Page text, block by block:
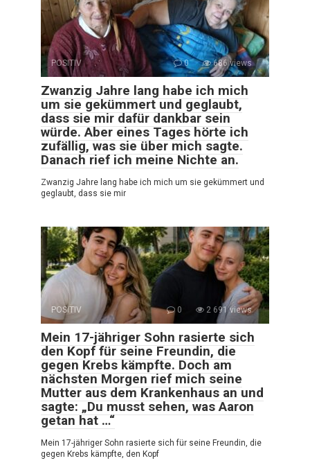
POSITIV 0 686 views
Zwanzig Jahre lang habe ich mich
um sie gekümmert und geglaubt,
dass sie mir dafür dankbar sein
würde. Aber eines Tages hörte ich
zufällig, was sie über mich sagte.
Danach rief ich meine Nichte an.
Zwanzig Jahre lang habe ich mich um sie gekümmert und
geglaubt, dass sie mir
POSITIV 0 2 691 views
Mein 17-jähriger Sohn rasierte sich
den Kopf für seine Freundin, die
gegen Krebs kämpfte. Doch am
nächsten Morgen rief mich seine
Mutter aus dem Krankenhaus an und
sagte: „Du musst sehen, was Aaron
getan hat …“
Mein 17-jähriger Sohn rasierte sich für seine Freundin, die
gegen Krebs kämpfte, den Kopf